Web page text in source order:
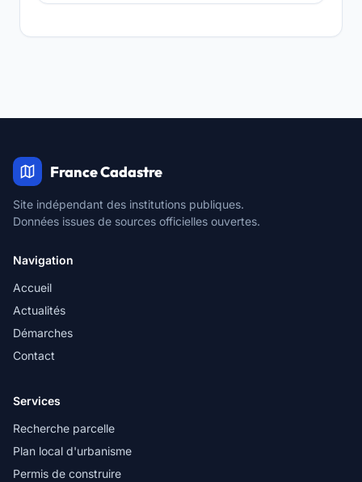
France Cadastre
Site indépendant des institutions publiques.
Données issues de sources officielles ouvertes.
Navigation
Accueil
Actualités
Démarches
Contact
Services
Recherche parcelle
Plan local d'urbanisme
Permis de construire